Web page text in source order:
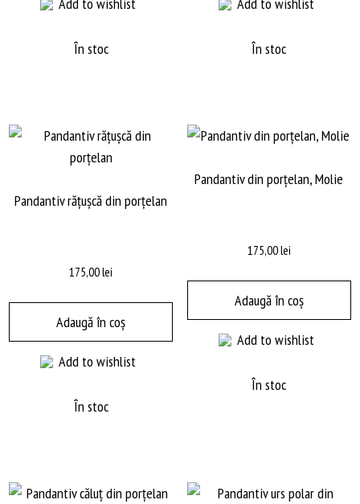
Add to wishlist
În stoc
Add to wishlist
În stoc
Pandantiv rățușcă din porțelan
175,00lei
Adaugă în coș
Add to wishlist
În stoc
Pandantiv din porțelan, Molie
175,00lei
Adaugă în coș
Add to wishlist
În stoc